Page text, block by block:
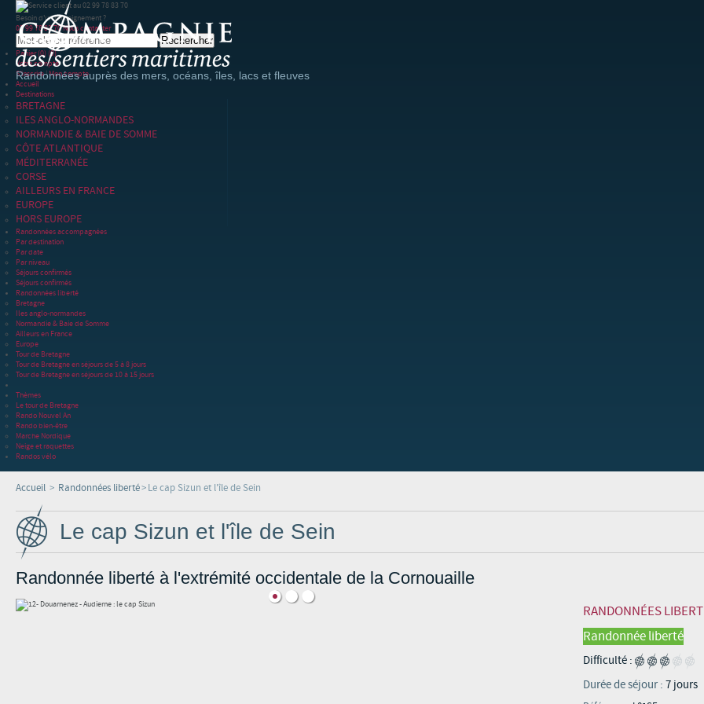
Randonnées auprès des mers, océans, îles, lacs et fleuves
Besoin d'un renseignement ?
02 99 78 83 70Nous contacter
Panier(0) (0)
Votre compte
S'inscrire|Mon compte
Accueil
Destinations
BRETAGNE
ILES ANGLO-NORMANDES
NORMANDIE & BAIE DE SOMME
CÔTE ATLANTIQUE
MÉDITERRANÉE
CORSE
AILLEURS EN FRANCE
EUROPE
HORS EUROPE
Randonnées accompagnées
Par destination
Par date
Par niveau
Séjours confirmés
Séjours confirmés
Randonnées liberté
Bretagne
Iles anglo-normandes
Normandie & Baie de Somme
Ailleurs en France
Europe
Tour de Bretagne
Tour de Bretagne en séjours de 5 à 8 jours
Tour de Bretagne en séjours de 10 à 15 jours
Thèmes
Le tour de Bretagne
Rando Nouvel An
Rando bien-être
Marche Nordique
Neige et raquettes
Randos vélo
Accueil > Randonnées liberté>Le cap Sizun et l'île de Sein
Le cap Sizun et l'île de Sein
Randonnée liberté à l'extrémité occidentale de la Cornouaille
RANDONNÉES
Randonnée liberté
Difficulté :
Durée de séjour : 7 jours